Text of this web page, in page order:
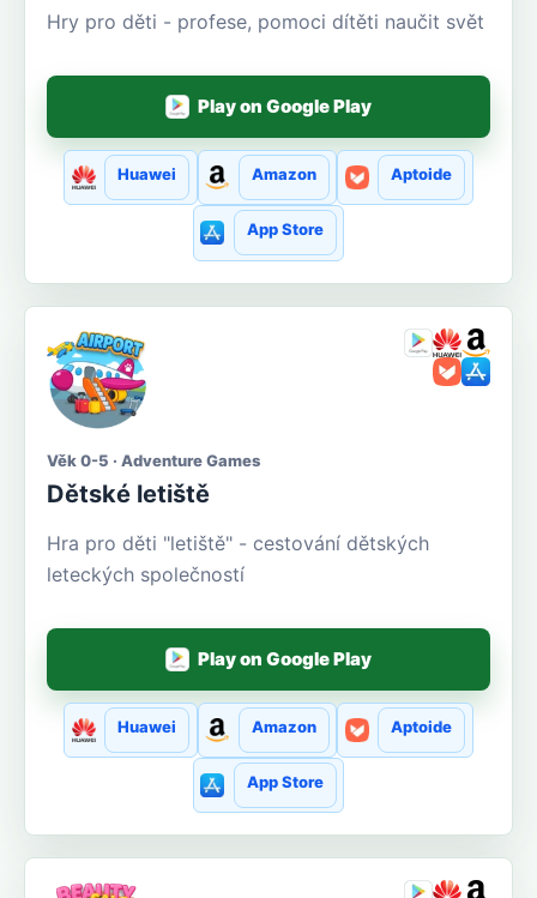
Hry pro děti - profese, pomoci dítěti naučit svět
Play on Google Play
Huawei Amazon Aptoide
App Store
Věk 0-5 · Adventure Games
Dětské letiště
Hra pro děti "letiště" - cestování dětských
leteckých společností
Play on Google Play
Huawei Amazon Aptoide
App Store